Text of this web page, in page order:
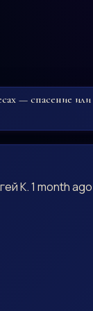
— спасение или
К.1 month ago